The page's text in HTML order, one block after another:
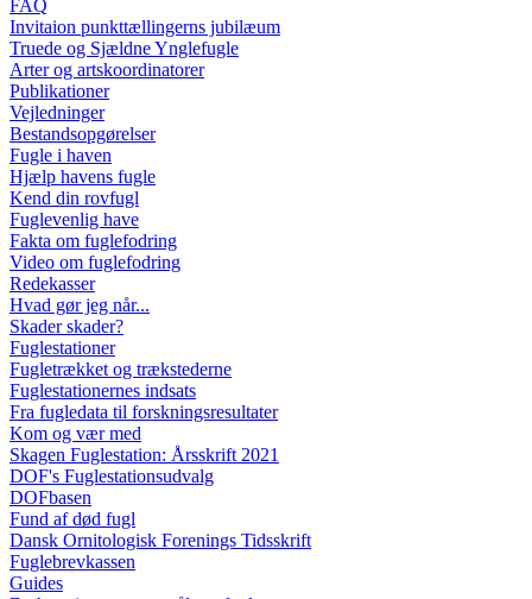
FAQ
Invitaion punkttællingerns jubilæum
Truede og Sjældne Ynglefugle
Arter og artskoordinatorer
Publikationer
Vejledninger
Bestandsopgørelser
Fugle i haven
Hjælp havens fugle
Kend din rovfugl
Fuglevenlig have
Fakta om fuglefodring
Video om fuglefodring
Redekasser
Hvad gør jeg når...
Skader skader?
Fuglestationer
Fugletrækket og trækstederne
Fuglestationernes indsats
Fra fugledata til forskningsresultater
Kom og vær med
Skagen Fuglestation: Årsskrift 2021
DOF's Fuglestationsudvalg
DOFbasen
Fund af død fugl
Dansk Ornitologisk Forenings Tidsskrift
Fuglebrevkassen
Guides